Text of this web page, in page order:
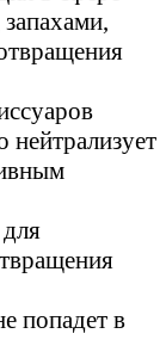
попадет в